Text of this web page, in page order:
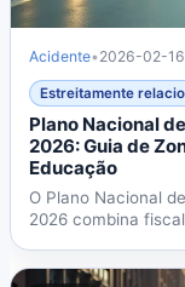
Acidente• 2026-02-16
Estreitamente
Plano Nacional
2026: Guia de
Educação
O Plano Nacional
2026 combina